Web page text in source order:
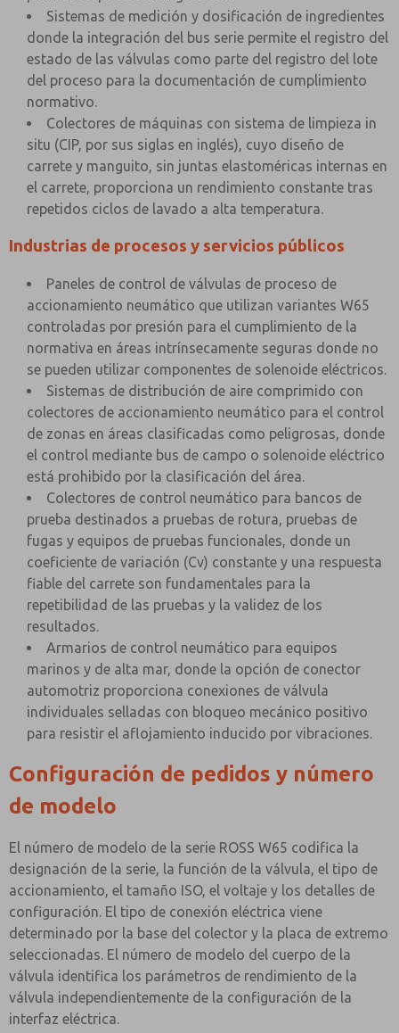
Sistemas de medición y dosificación de ingredientes
donde la integración del bus serie permite el registro del
estado de las válvulas como parte del registro del lote
del proceso para la documentación de cumplimiento
normativo.
Colectores de máquinas con sistema de limpieza in
situ (CIP, por sus siglas en inglés), cuyo diseño de
carrete y manguito, sin juntas elastoméricas internas en
el carrete, proporciona un rendimiento constante tras
repetidos ciclos de lavado a alta temperatura.
Industrias de procesos y servicios públicos
Paneles de control de válvulas de proceso de
accionamiento neumático que utilizan variantes W65
controladas por presión para el cumplimiento de la
normativa en áreas intrínsecamente seguras donde no
se pueden utilizar componentes de solenoide eléctricos.
Sistemas de distribución de aire comprimido con
colectores de accionamiento neumático para el control
de zonas en áreas clasificadas como peligrosas, donde
el control mediante bus de campo o solenoide eléctrico
está prohibido por la clasificación del área.
Colectores de control neumático para bancos de
prueba destinados a pruebas de rotura, pruebas de
fugas y equipos de pruebas funcionales, donde un
coeficiente de variación (Cv) constante y una respuesta
fiable del carrete son fundamentales para la
repetibilidad de las pruebas y la validez de los
resultados.
Armarios de control neumático para equipos
marinos y de alta mar, donde la opción de conector
automotriz proporciona conexiones de válvula
individuales selladas con bloqueo mecánico positivo
para resistir el aflojamiento inducido por vibraciones.
Configuración de pedidos y número
de modelo
El número de modelo de la serie ROSS W65 codifica la
designación de la serie, la función de la válvula, el tipo de
accionamiento, el tamaño ISO, el voltaje y los detalles de
configuración. El tipo de conexión eléctrica viene
determinado por la base del colector y la placa de extremo
seleccionadas. El número de modelo del cuerpo de la
válvula identifica los parámetros de rendimiento de la
válvula independientemente de la configuración de la
interfaz eléctrica.